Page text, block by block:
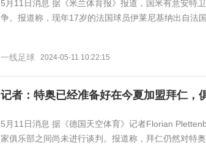
5月11日消息 据《米兰体育报》报道，国米有意安特
争。报道称，现年17岁的法国球员伊莱尼基纳出自法
一线足球 2024-05-11 10:22:15
记者：特奥已经准备好在今夏加盟拜仁，
5月11日消息 据《德国天空体育》记者Florian
家俱乐部之间尚未进行谈判。报道称，拜仁仍然对特